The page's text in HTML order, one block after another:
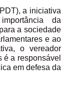
a iniciativa
da
a sociedade
e ao
o vereador
é a responsável
em defesa da